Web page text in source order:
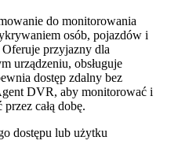
do monitorowania
osób, pojazdów i
przyjazny dla
urządzeniu, obsługuje
dostęp zdalny bez
DVR, aby monitorować i
całą dobę.
dostępu lub użytku